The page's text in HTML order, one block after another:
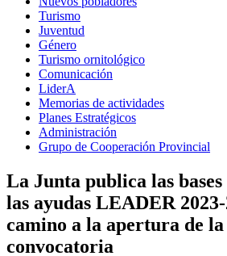
Turismo
Juventud
Género
Turismo ornitológico
Comunicación
LiderA
Memorias de actividades
Planes Estratégicos
Administración
Grupo de Cooperación Provincial
La Junta publica las
las ayudas LEADER
camino a la apertura de la
convocatoria